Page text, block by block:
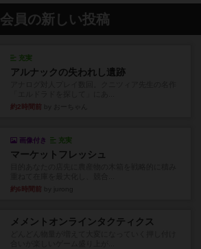
会員の新しい投稿
充実
アルナックの失われし遺跡
約2時間前
画像付き 充実
マーケットフレッシュ
約6時間前
メメントオンラインタクティクス